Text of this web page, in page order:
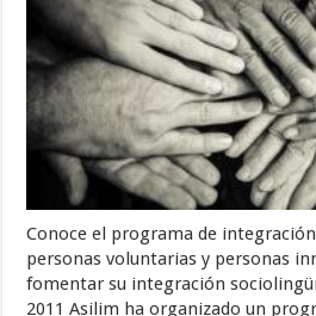
Conoce el programa de
personas voluntarias y personas
fomentar su integración
2011 Asilim ha organizado un